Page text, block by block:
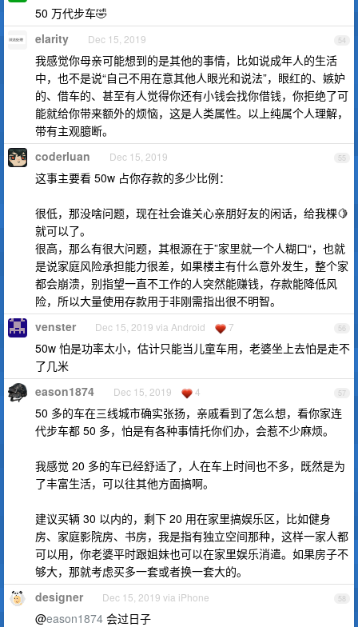
50 万代步车🤣
54
elarity Dec 15, 2019
我感觉你母亲可能想到的是其他的事情，比如说成年人的生活
中，也不是说“自己不用在意其他人眼光和说法”，眼红的、嫉妒
的、借车的、甚至有人觉得你还有小钱会找你借钱，你拒绝了可
能就给你带来额外的烦恼，这是人类属性。以上纯属个人理解，
带有主观臆断。
55
coderluan Dec 15, 2019
这事主要看 50w 占你存款的多少比例：
很低，那没啥问题，现在社会谁关心亲朋好友的闲话，给我棵🍋
就可以了。
很高，那么有很大问题，其根源在于”家里就一个人糊口“，也就
是说家庭风险承担能力很差，如果楼主有什么意外发生，整个家
都会崩溃，别指望一直不工作的人突然能赚钱，存款能降低风
险，所以大量使用存款用于非刚需指出很不明智。
56
venster Dec 15, 2019 via Android 7
50w 怕是功率太小，估计只能当儿童车用，老婆坐上去怕是走不
了几米
57
eason1874 Dec 15, 2019 4
50 多的车在三线城市确实张扬，亲戚看到了怎么想，看你家连
代步车都 50 多，怕是有各种事情托你们办，会惹不少麻烦。
我感觉 20 多的车已经舒适了，人在车上时间也不多，既然是为
了丰富生活，可以往其他方面搞啊。
建议买辆 30 以内的，剩下 20 用在家里搞娱乐区，比如健身
房、家庭影院房、书房，我是指有独立空间那种，这样一家人都
可以用，你老婆平时跟姐妹也可以在家里娱乐消遣。如果房子不
够大，那就考虑买多一套或者换一套大的。
58
designer Dec 15, 2019 via iPhone
@eason1874 会过日子